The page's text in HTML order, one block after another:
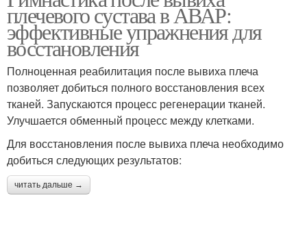
плечевого сустава в АВАР:
эффективные упражнения для
восстановления
Полноценная реабилитация после вывиха плеча
позволяет добиться полного восстановления всех
тканей. Запускаются процесс регенерации тканей.
Улучшается обменный процесс между клетками.
Для восстановления после вывиха плеча необходимо
добиться следующих результатов:
читать дальше →